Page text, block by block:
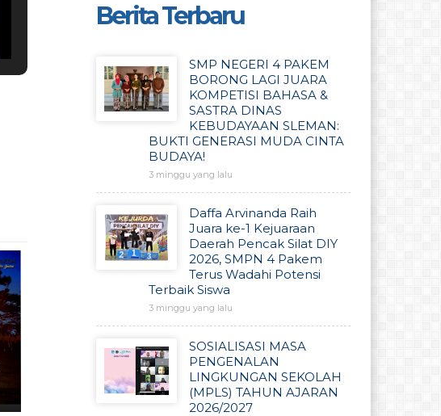
Berita Terbaru
SMP NEGERI 4 PAKEM
BORONG LAGI JUARA
KOMPETISI BAHASA &
SASTRA DINAS
KEBUDAYAAN SLEMAN:
BUKTI GENERASI MUDA CINTA
BUDAYA!
3 minggu yang lalu
Daffa Arvinanda Raih
Juara ke-1 Kejuaraan
Daerah Pencak Silat DIY
2026, SMPN 4 Pakem
Terus Wadahi Potensi
Terbaik Siswa
3 minggu yang lalu
SOSIALISASI MASA
PENGENALAN
LINGKUNGAN SEKOLAH
(MPLS) TAHUN AJARAN
2026/2027